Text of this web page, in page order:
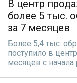
В центр
более 5 тыс.
за 7 месяцев
Более 5,4 тыс.
поступило в
месяцев с начала